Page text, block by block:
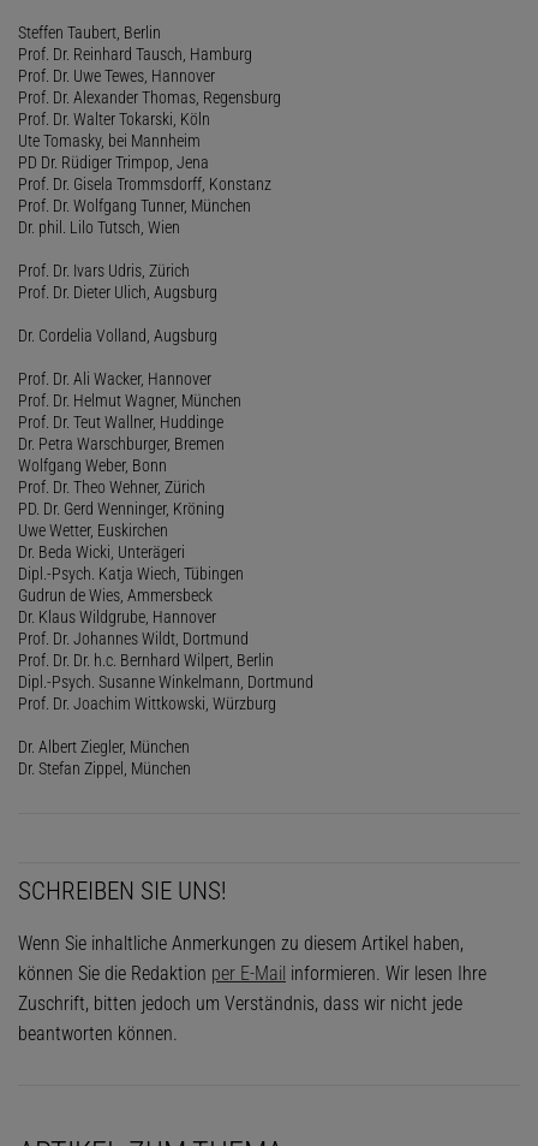
Steffen Taubert, Berlin
Prof. Dr. Reinhard Tausch, Hamburg
Prof. Dr. Uwe Tewes, Hannover
Prof. Dr. Alexander Thomas, Regensburg
Prof. Dr. Walter Tokarski, Köln
Ute Tomasky, bei Mannheim
PD Dr. Rüdiger Trimpop, Jena
Prof. Dr. Gisela Trommsdorff, Konstanz
Prof. Dr. Wolfgang Tunner, München
Dr. phil. Lilo Tutsch, Wien
Prof. Dr. Ivars Udris, Zürich
Prof. Dr. Dieter Ulich, Augsburg
Dr. Cordelia Volland, Augsburg
Prof. Dr. Ali Wacker, Hannover
Prof. Dr. Helmut Wagner, München
Prof. Dr. Teut Wallner, Huddinge
Dr. Petra Warschburger, Bremen
Wolfgang Weber, Bonn
Prof. Dr. Theo Wehner, Zürich
PD. Dr. Gerd Wenninger, Kröning
Uwe Wetter, Euskirchen
Dr. Beda Wicki, Unterägeri
Dipl.-Psych. Katja Wiech, Tübingen
Gudrun de Wies, Ammersbeck
Dr. Klaus Wildgrube, Hannover
Prof. Dr. Johannes Wildt, Dortmund
Prof. Dr. Dr. h.c. Bernhard Wilpert, Berlin
Dipl.-Psych. Susanne Winkelmann, Dortmund
Prof. Dr. Joachim Wittkowski, Würzburg
Dr. Albert Ziegler, München
Dr. Stefan Zippel, München
SCHREIBEN SIE UNS!
Wenn Sie inhaltliche Anmerkungen zu diesem Artikel haben,
können Sie die Redaktion per E-Mail informieren. Wir lesen Ihre
Zuschrift, bitten jedoch um Verständnis, dass wir nicht jede
beantworten können.